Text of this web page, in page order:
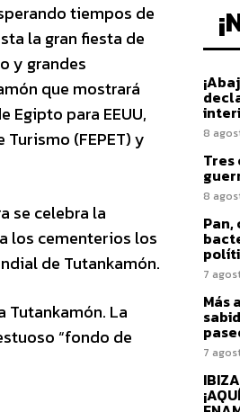
tiempos de
la gran fiesta de
y grandes
que mostrará
Egipto para EEUU,
(FEPET) y
se celebra la
los cementerios los
de Tutankamón.
Tutankamón. La
“fondo de
8
Tres
8
Pan,
7
Más
7